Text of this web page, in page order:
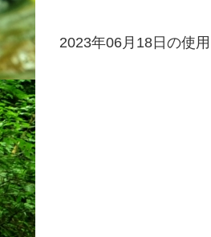
2023年06月18日の使